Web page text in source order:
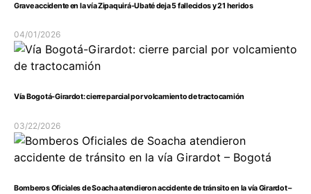
Grave accidente en la vía Zipaquirá-Ubaté deja 5 fallecidos y 21 heridos
04/01/2026
Vía Bogotá-Girardot: cierre parcial por volcamiento de tractocamión
03/22/2026
Bomberos Oficiales de Soacha atendieron accidente de tránsito en la vía Girardot –